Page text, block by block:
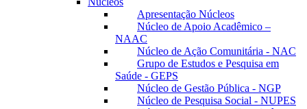
Apresentação Núcleos
Núcleo de Apoio Acadêmico –
NAAC
Núcleo de Ação Comunitária - NAC
Grupo de Estudos e Pesquisa em
Saúde - GEPS
Núcleo de Gestão Pública - NGP
Núcleo de Pesquisa Social - NUPES